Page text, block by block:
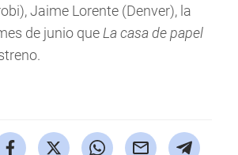
Jaime Lorente (Denver), la
de junio queLa casa de papel